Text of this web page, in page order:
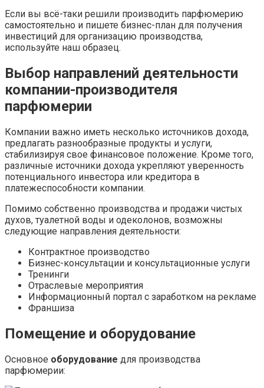
Если вы всё-таки решили производить парфюмерию
самостоятельно и пишете бизнес-план для получения
инвестиций для организацию производства,
используйте наш образец.
Выбор направлений деятельности
компании-производителя
парфюмерии
Компании важно иметь несколько источников дохода,
предлагать разнообразные продукты и услуги,
стабилизируя свое финансовое положение. Кроме того,
различные источники дохода укрепляют уверенность
потенциального инвестора или кредитора в
платежеспособности компании.
Помимо собственно производства и продажи чистых
духов, туалетной воды и одеколонов, возможны
следующие направления деятельности:
Контрактное производство
Бизнес-консультации и консультационные услуги
Тренинги
Отраслевые мероприятия
Информационный портал с заработком на рекламе
Франшиза
Помещение и оборудование
Основное оборудование для производства
парфюмерии: